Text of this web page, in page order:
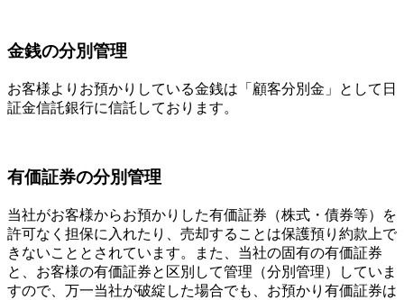
金銭の分別管理
お客様よりお預かりしている金銭は「顧客分別金」として日
証金信託銀行に信託しております。
有価証券の分別管理
当社がお客様からお預かりした有価証券（株式・債券等）を
許可なく担保に入れたり、売却することは保護預り約款上で
きないこととされています。また、当社の固有の有価証券
と、お客様の有価証券と区別して管理（分別管理）していま
すので、万一当社が破綻した場合でも、お預かり有価証券は